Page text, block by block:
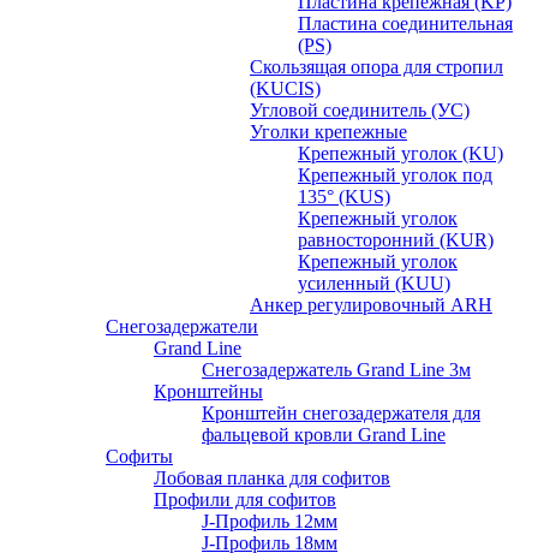
Пластина соединительная
(PS)
Скользящая опора для стропил
(KUCIS)
Угловой соединитель (УС)
Уголки крепежныe
Крепежный уголок (KU)
Крепежный уголок под
135° (KUS)
Крепежный уголок
равносторонний (KUR)
Крепежный уголок
усиленный (KUU)
Анкер регулировочный ARH
Снегозадержатели
Grand Line
Снегозадержатель Grand Line 3м
Кронштейны
Кронштейн снегозадержателя для
фальцевой кровли Grand Line
Софиты
Лобовая планка для софитов
Профили для софитов
J-Профиль 12мм
J-Профиль 18мм